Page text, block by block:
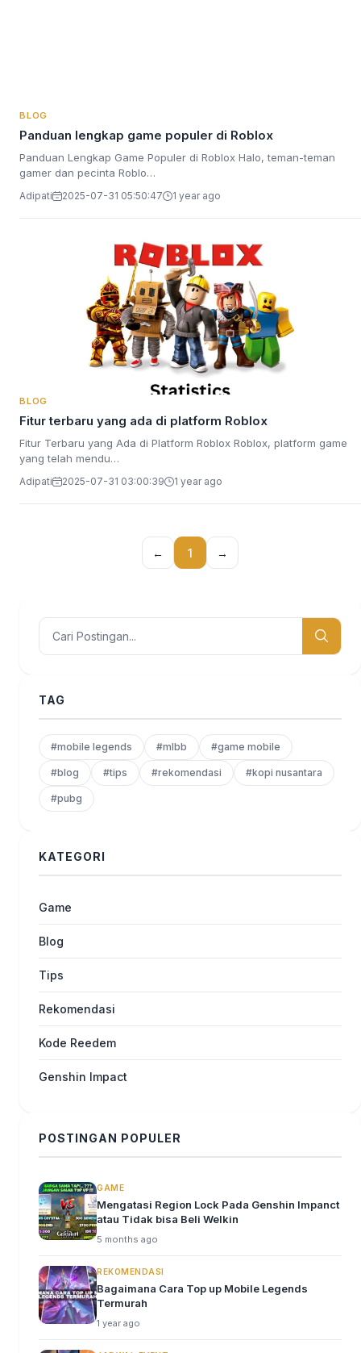
BLOG
Panduan lengkap game populer di Roblox
Panduan Lengkap Game Populer di Roblox Halo, teman-teman
gamer dan pecinta Roblo…
Adipati 2025-07-31 05:50:47 1 year ago
BLOG
Fitur terbaru yang ada di platform Roblox
Fitur Terbaru yang Ada di Platform Roblox Roblox, platform game
yang telah mendu…
Adipati 2025-07-31 03:00:39 1 year ago
← 1 →
TAG
#mobile legends #mlbb #game mobile
#blog #tips #rekomendasi #kopi nusantara
#pubg
KATEGORI
Game
Blog
Tips
Rekomendasi
Kode Reedem
Genshin Impact
POSTINGAN POPULER
GAME
Mengatasi Region Lock Pada Genshin Impanct
atau Tidak bisa Beli Welkin
5 months ago
REKOMENDASI
Bagaimana Cara Top up Mobile Legends
Termurah
1 year ago